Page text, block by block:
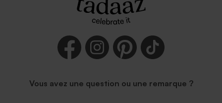
Vous avez une question ou une remarque ?